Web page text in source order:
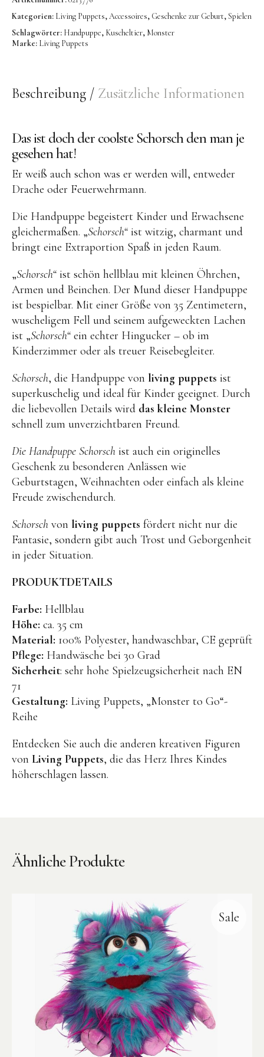
OVO things | Kerzenhalter
studio ROOF | Bastel-Sets
Telmas Botanica | Kerzen
the Munio | Duftkerzen & Seifen
TILDA Puppen
Spielen
Basteln & Experimente
Bücher
Kuscheltiere
Lernspiele
Holzspielzeug
GRIMM’S
Spielzeug aus dem Erzgebirge
filipok Holzspielzeuge
WOODEN STORY
GRAPAT
activity boards
lotes toys
Konges Sløjd
KUMI MOOD Spielkunst
BENA | Holzbausteine
just dutch Kuscheltiere
HAPE Spielzeug
OYOY living Spielzeug
Kraul Spielzeug
Konges Sløjd Spielzeug
MIKANU Babyrasseln
Geschenke zur Geburt
Kategorien: Living Puppets,Accessoires, Geschenke zur Geburt,Spielen
Schlagwörter: Handpuppe, Kuscheltier, Monster
Marke: Living Puppets
Beschreibung Zusätzliche Informationen
Das ist doch der coolste Schorsch den man je
gesehen hat!
Er weiß auch schon was er werden will, entweder
Drache oder Feuerwehrmann.
Die Handpuppe begeistert Kinder und Erwachsene
gleichermaßen. „Schorsch“ ist witzig, charmant und
bringt eine Extraportion Spaß in jeden Raum.
„Schorsch“ ist schön hellblau mit kleinen Öhrchen,
Armen und Beinchen. Der Mund dieser Handpuppe
ist bespielbar. Mit einer Größe von 35 Zentimetern,
wuscheligem Fell und seinem aufgeweckten Lachen
ist „Schorsch“ ein echter Hingucker – ob im
Kinderzimmer oder als treuer Reisebegleiter.
Schorsch, die Handpuppe von living puppets ist
superkuschelig und ideal für Kinder geeignet. Durch
die liebevollen Details wird das kleine Monster
schnell zum unverzichtbaren Freund.
Die Handpuppe Schorsch ist auch ein originelles
Geschenk zu besonderen Anlässen wie
Geburtstagen, Weihnachten oder einfach als kleine
Freude zwischendurch.
Schorsch von living puppets fördert nicht nur die
Fantasie, sondern gibt auch Trost und Geborgenheit
in jeder Situation.
PRODUKTDETAILS
Farbe: Hellblau
Höhe: ca. 35 cm
Material: 100% Polyester, handwaschbar, CE geprüft
Pflege: Handwäsche bei 30 Grad
Sicherheit: sehr hohe Spielzeugsicherheit nach EN
71
Gestaltung: Living Puppets, „Monster to Go“-
Reihe
Entdecken Sie auch die anderen kreativen Figuren
von Living Puppets, die das Herz Ihres Kindes
höherschlagen lassen.
Ähnliche Produkte
Sale